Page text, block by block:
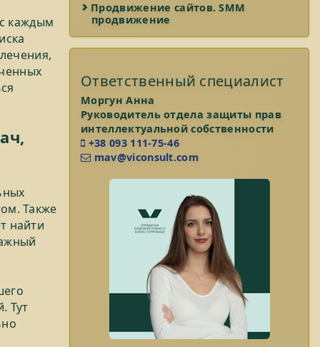
каждым
Также
найти
Тут
Продвижение сайтов. SMM
продвижение
Ответственный специалист
Моргун Анна
Руководитель отдела защиты прав
интеллектуальной собственности
+38 093 111-75-46
mav@viconsult.com